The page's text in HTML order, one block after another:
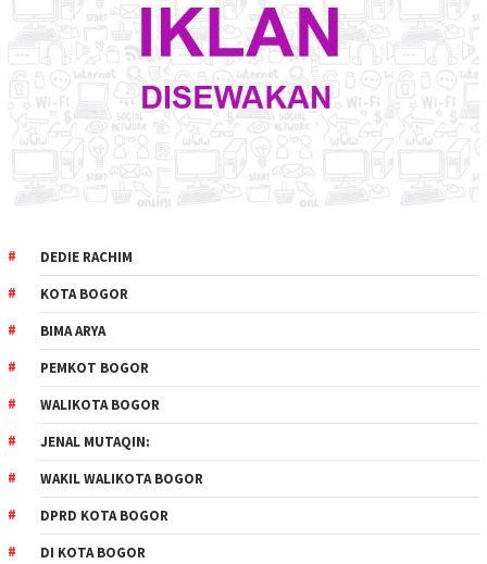
DEDIE RACHIM
KOTA BOGOR
BIMA ARYA
PEMKOT BOGOR
WALIKOTA BOGOR
JENAL MUTAQIN:
WAKIL WALIKOTA BOGOR
DPRD KOTA BOGOR
DI KOTA BOGOR